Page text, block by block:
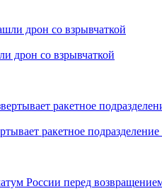
дрон со взрывчаткой
ракетное